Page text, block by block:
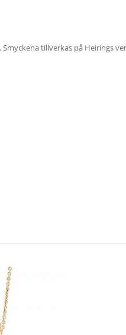
tillverkas på Heirings